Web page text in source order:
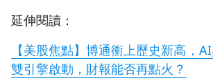
延伸閱讀：
【美股焦點】博通衝上歷史新高，
雙引擎啟動，財報能否再點火？